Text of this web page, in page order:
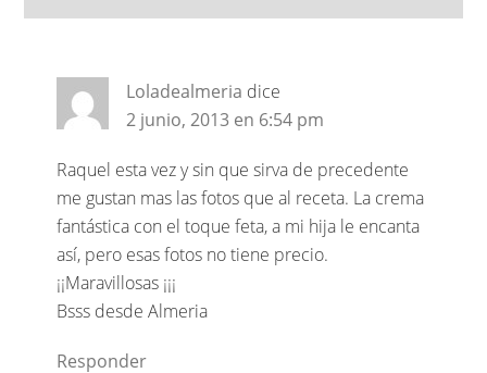
Loladealmeria dice
2 junio, 2013 en 6:54 pm
Raquel esta vez y sin que sirva de precedente
me gustan mas las fotos que al receta. La crema
fantástica con el toque feta, a mi hija le encanta
así, pero esas fotos no tiene precio.
¡¡Maravillosas ¡¡¡
Bsss desde Almeria
Responder